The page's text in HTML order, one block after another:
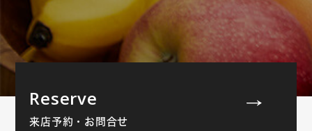
Reserve
来店予約・お問合せ